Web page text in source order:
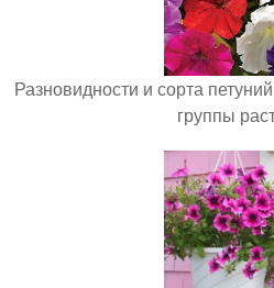
Разновидности и сорта
группы